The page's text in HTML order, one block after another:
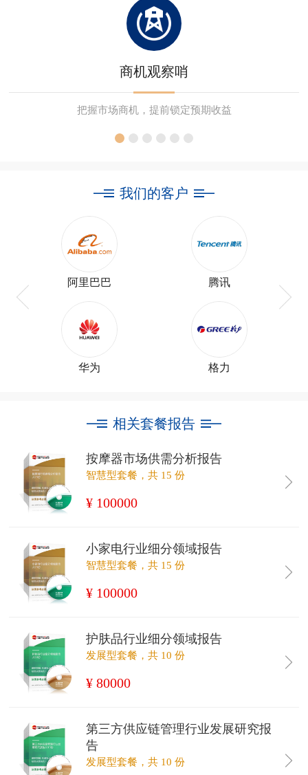
商机观察哨
把握市场商机，提前锁定预期收益
我们的客户
阿里巴巴 腾讯
华为 格力
相关套餐报告
按摩器市场供需分析报告
智慧型套餐，共 15 份
¥ 100000
小家电行业细分领域报告
智慧型套餐，共 15 份
¥ 100000
护肤品行业细分领域报告
发展型套餐，共 10 份
¥ 80000
第三方供应链管理行业发展研究报
告
发展型套餐，共 10 份